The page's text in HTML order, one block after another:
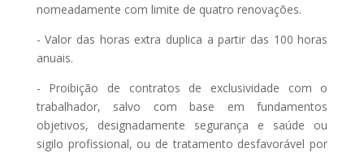
nomeadamente com limite de quatro renovações.
- Valor das horas extra duplica a partir das 100 horas
anuais.
- Proibição de contratos de exclusividade com o
trabalhador, salvo com base em fundamentos
objetivos, designadamente segurança e saúde ou
sigilo profissional, ou de tratamento desfavorável por